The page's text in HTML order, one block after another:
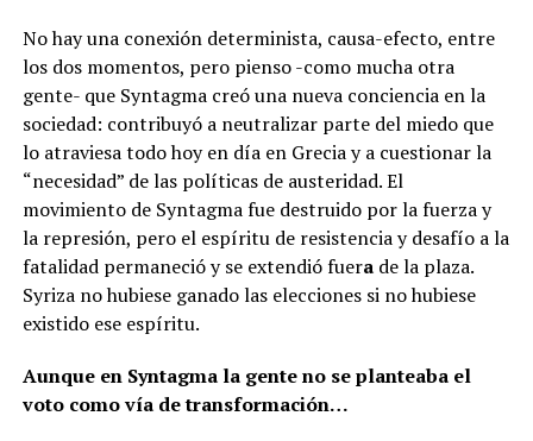
No hay una conexión determinista, causa-efecto, entre
los dos momentos, pero pienso -como mucha otra
gente- que Syntagma creó una nueva conciencia en la
sociedad: contribuyó a neutralizar parte del miedo que
lo atraviesa todo hoy en día en Grecia y a cuestionar la
“necesidad” de las políticas de austeridad. El
movimiento de Syntagma fue destruido por la fuerza y
la represión, pero el espíritu de resistencia y desafío a la
fatalidad permaneció y se extendió fuera de la plaza.
Syriza no hubiese ganado las elecciones si no hubiese
existido ese espíritu.
Aunque en Syntagma la gente no se planteaba el
voto como vía de transformación…